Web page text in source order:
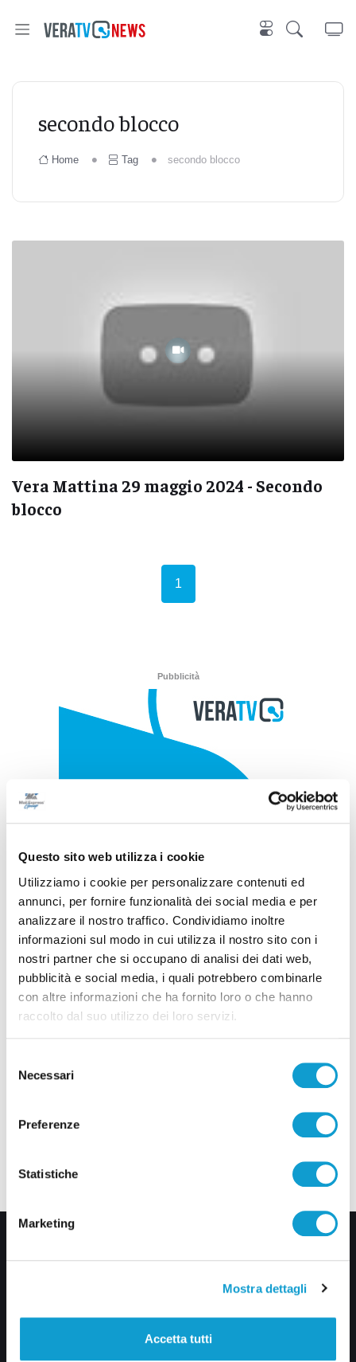
Questo sito web utilizza i cookie
Utilizziamo i cookie per personalizzare contenuti ed
annunci, per fornire funzionalità dei social media e per
analizzare il nostro traffico. Condividiamo inoltre
informazioni sul modo in cui utilizza il nostro sito con i
nostri partner che si occupano di analisi dei dati web,
pubblicità e social media, i quali potrebbero combinarle
con altre informazioni che ha fornito loro o che hanno
raccolto dal suo utilizzo dei loro servizi.
delNecessari
Preferenze
Statistiche
Marketing
Mostra dettagli
Accetta tutti
secondo blocco
Home Tag secondo blocco
Vera Mattina 29 maggio 2024 - Secondo
blocco
1
Pubblicità